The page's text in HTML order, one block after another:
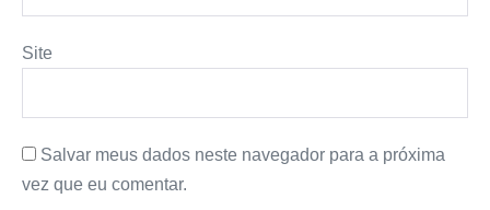
Site
Salvar meus dados neste navegador para a próxima
vez que eu comentar.